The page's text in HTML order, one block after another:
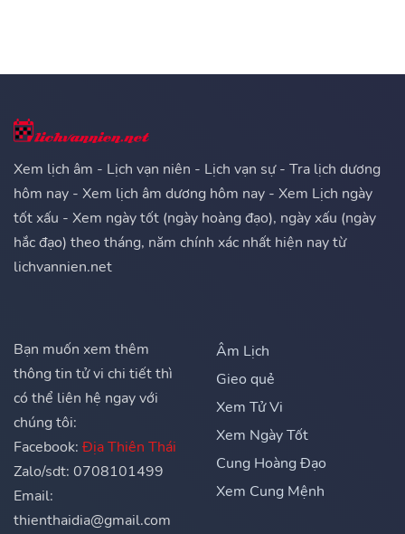
Xem lịch âm - Lịch vạn niên - Lịch vạn sự - Tra lịch dương
hôm nay - Xem lịch âm dương hôm nay - Xem Lịch ngày
tốt xấu - Xem ngày tốt (ngày hoàng đạo), ngày xấu (ngày
hắc đạo) theo tháng, năm chính xác nhất hiện nay từ
lichvannien.net
Bạn muốn xem thêm
thông tin tử vi chi tiết thì
có thể liên hệ ngay với
chúng tôi:
Facebook: Địa Thiên Thái
Zalo/sdt: 0708101499
Email:
thienthaidia@gmail.com
Âm Lịch
Gieo quẻ
Xem Tử Vi
Xem Ngày Tốt
Cung Hoàng Đạo
Xem Cung Mệnh